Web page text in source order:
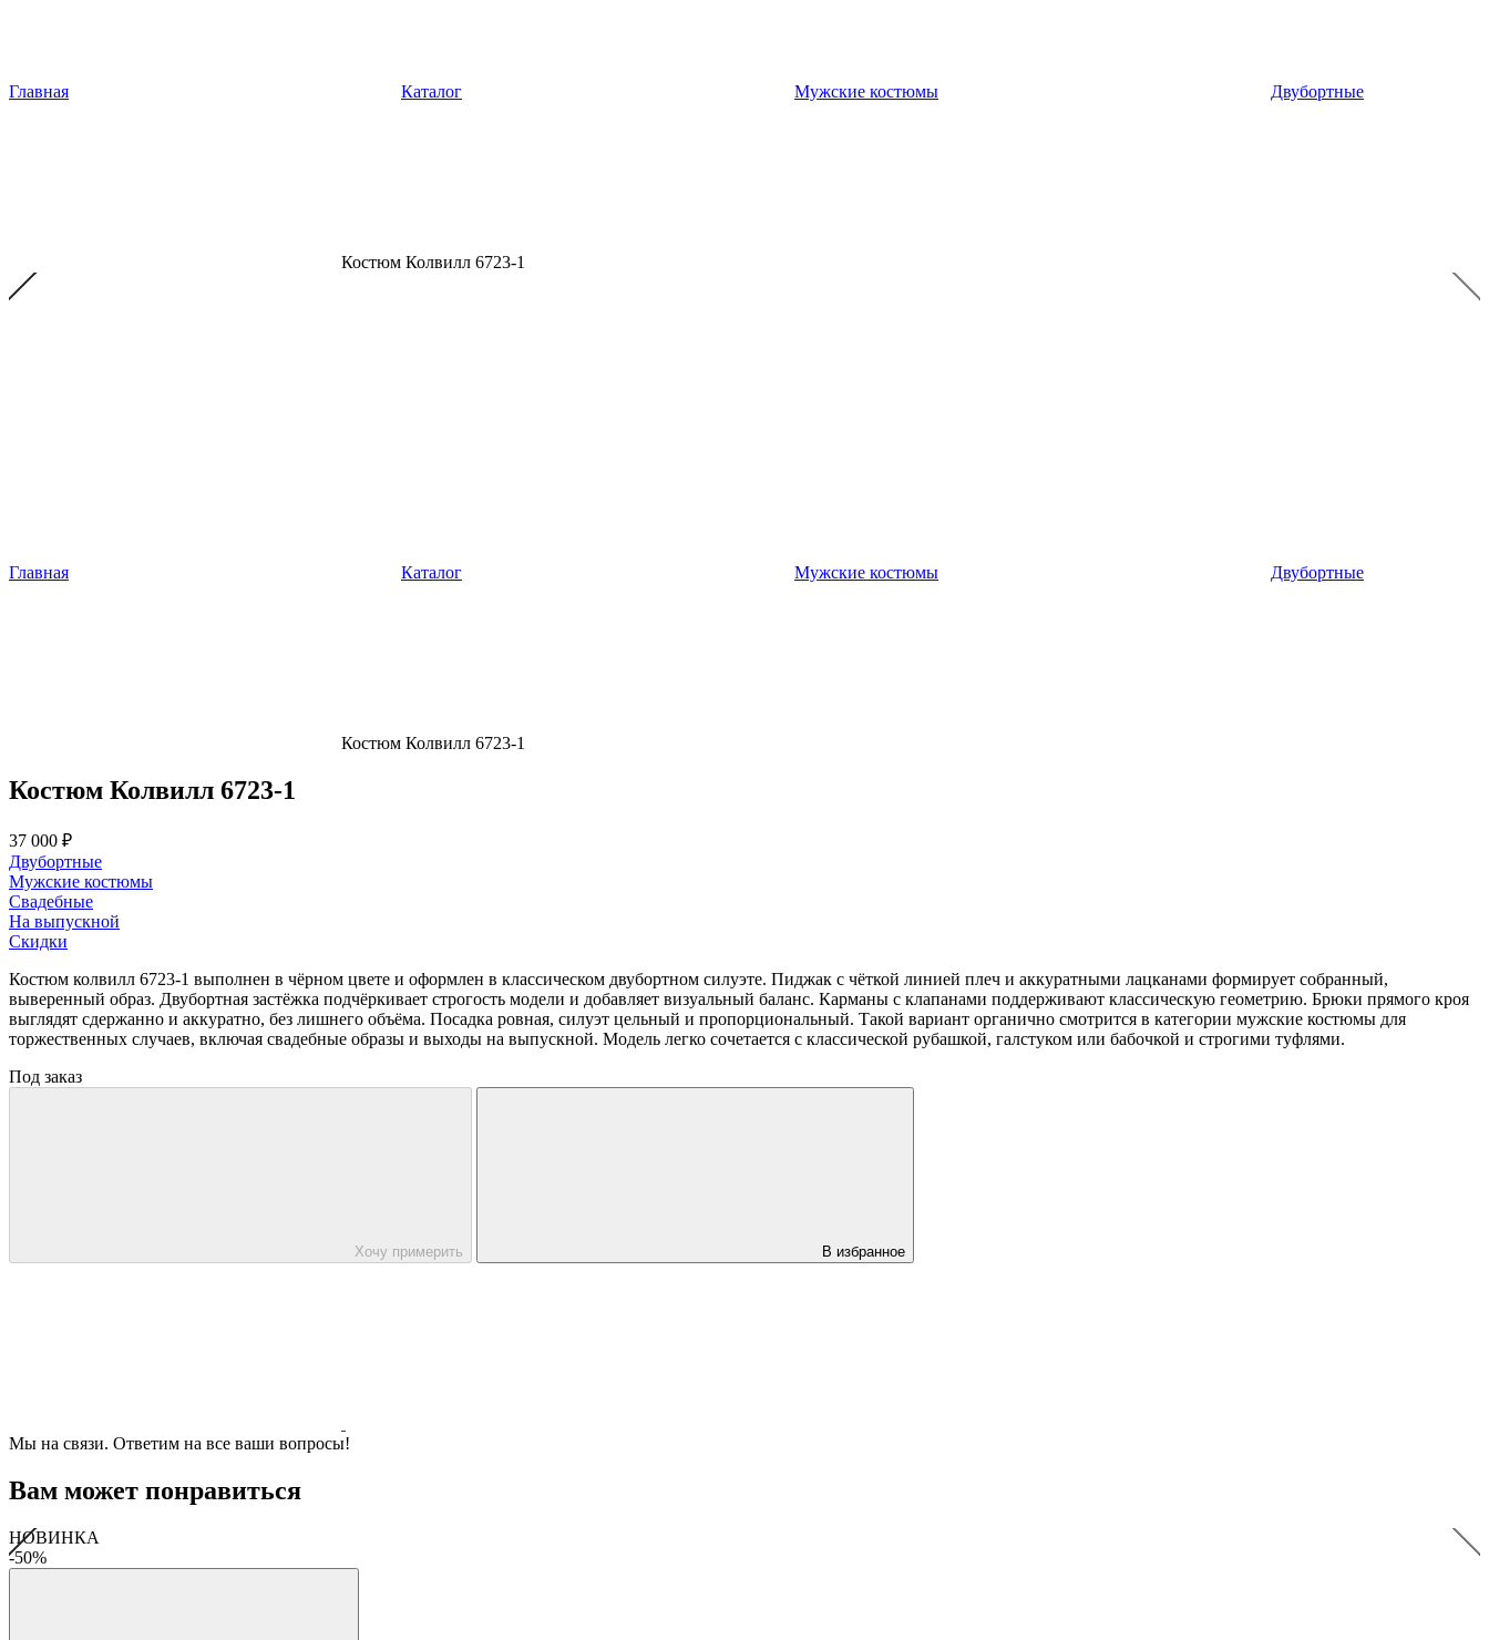
Главная Каталог Мужские костюмы Двубортные
Костюм Колвилл 6723-1
Главная Каталог Мужские костюмы Двубортные
Костюм Колвилл 6723-1
Костюм Колвилл 6723-1
37 000 ₽
Двубортные
Мужские костюмы
Свадебные
На выпускной
Скидки
Костюм колвилл 6723-1 выполнен в чёрном цвете и оформлен в классическом двубортном силуэте. Пиджак с чёткой линией плеч и аккуратными лацканами формирует собранный,
выверенный образ. Двубортная застёжка подчёркивает строгость модели и добавляет визуальный баланс. Карманы с клапанами поддерживают классическую геометрию. Брюки прямого кроя
выглядят сдержанно и аккуратно, без лишнего объёма. Посадка ровная, силуэт цельный и пропорциональный. Такой вариант органично смотрится в категории мужские костюмы для
торжественных случаев, включая свадебные образы и выходы на выпускной. Модель легко сочетается с классической рубашкой, галстуком или бабочкой и строгими туфлями.
Под заказ
Хочу примерить В избранное
Мы на связи. Ответим на все ваши вопросы!
Вам может понравиться
НОВИНКА
-50%